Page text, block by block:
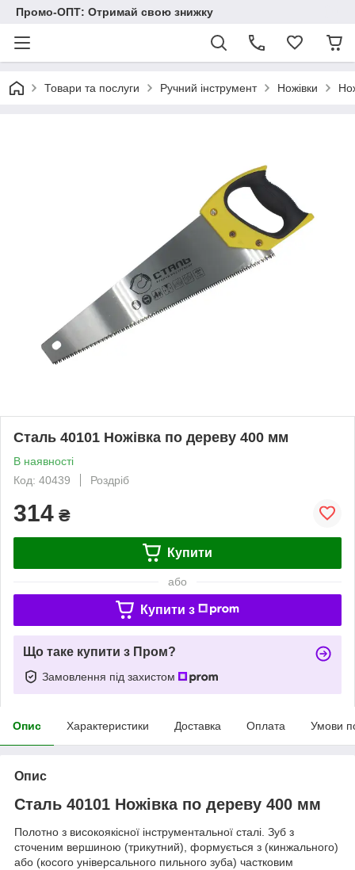
Промо-ОПТ: Отримай свою знижку
Товари та послуги Ручний інструмент Ножівки
Сталь 40101 Ножівка по дереву 400 мм
В наявності
Код: 40439
Роздріб
314 ₴
Купити
або
Купити з
Що таке купити з Пром?
Замовлення під захистом
Опис Характеристики Доставка Оплата Умови
Опис
Сталь 40101 Ножівка по дереву 400 мм
Полотно з високоякісної інструментальної сталі. Зуб з
сточеним вершиною (трикутний), формується з (кинжального)
або (косого універсального пильного зуба) частковим